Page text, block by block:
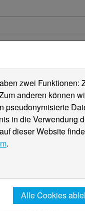
zwei Funktionen:
anderen können
pseudonymisierte
in die Verwendung
dieser Website
.
Alle Cookies